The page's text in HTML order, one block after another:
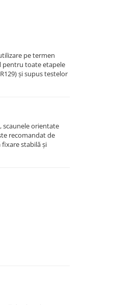
pe termen
pentru toate etapele
și supus testelor
scaunele orientate
recomandat de
stabilă și